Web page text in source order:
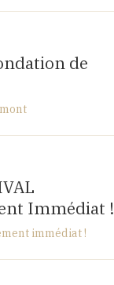
de
VILLERSEXEL
Immédiat !
immédiat !